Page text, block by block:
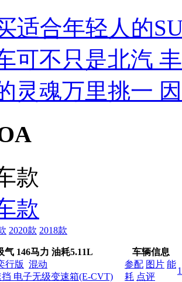
适合年轻人的
可不只是北汽
灵魂万里挑一
款
款
2020款 2018款
气 146马力 油耗5.11L
车辆信息
行版 混动
电子无级变速箱(E-CVT)
参配 图片 能
耗 点评